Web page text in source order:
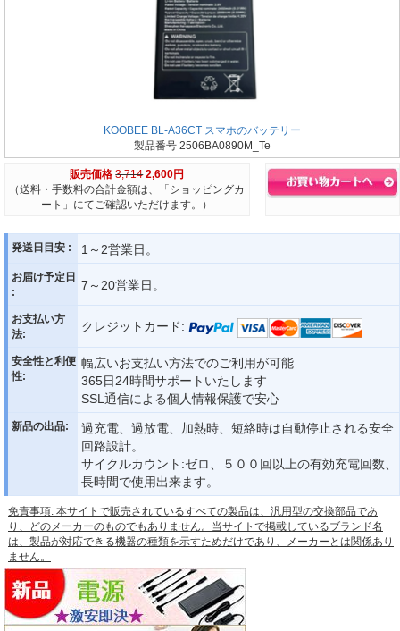
KOOBEE BL-A36CT スマホのバッテリー
製品番号 2506BA0890M_Te
販売価格 3,714 2,600円
（送料・手数料の合計金額は、「ショッピングカ
ート」にてご確認いただけます。）
発送日目安 : 1～2営業日。
お届け予定日
:
7～20営業日。
お支払い方
法:
クレジットカード:
安全性と利便
性:
幅広いお支払い方法でのご利用が可能
365日24時間サポートいたします
SSL通信による個人情報保護で安心
新品の出品:
過充電、過放電、加熱時、短絡時は自動停止される安全
回路設計。
サイクルカウント:ゼロ、５００回以上の有効充電回数、
長時間で使用出来ます。
免責事項: 本サイトで販売されているすべての製品は、汎用型の交換部品であ
り、どのメーカーのものでもありません。当サイトで掲載しているブランド名
は、製品が対応できる機器の種類を示すためだけであり、メーカーとは関係あり
ません。